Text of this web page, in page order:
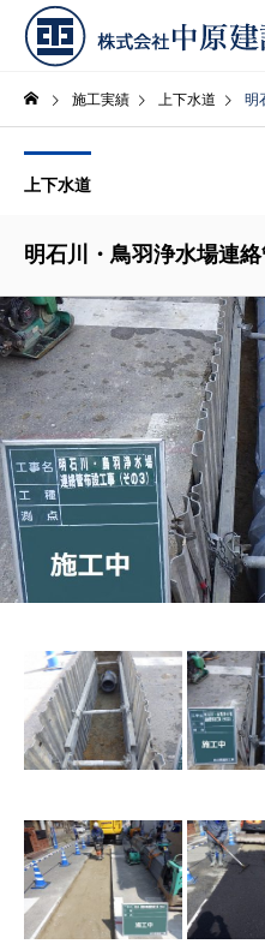
施工実績 上下水道 明
上下水道
明石川・鳥羽浄水場連絡